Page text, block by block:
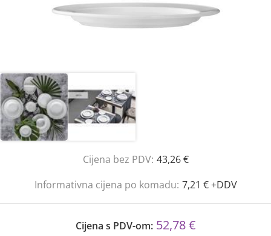
Cijena bez PDV: 43,26 €
Informativna cijena po komadu: 7,21 € +DDV
Cijena s PDV-om: 52,78 €